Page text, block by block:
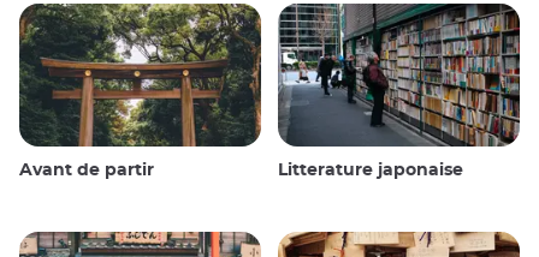
Avant de partir Litterature japonaise